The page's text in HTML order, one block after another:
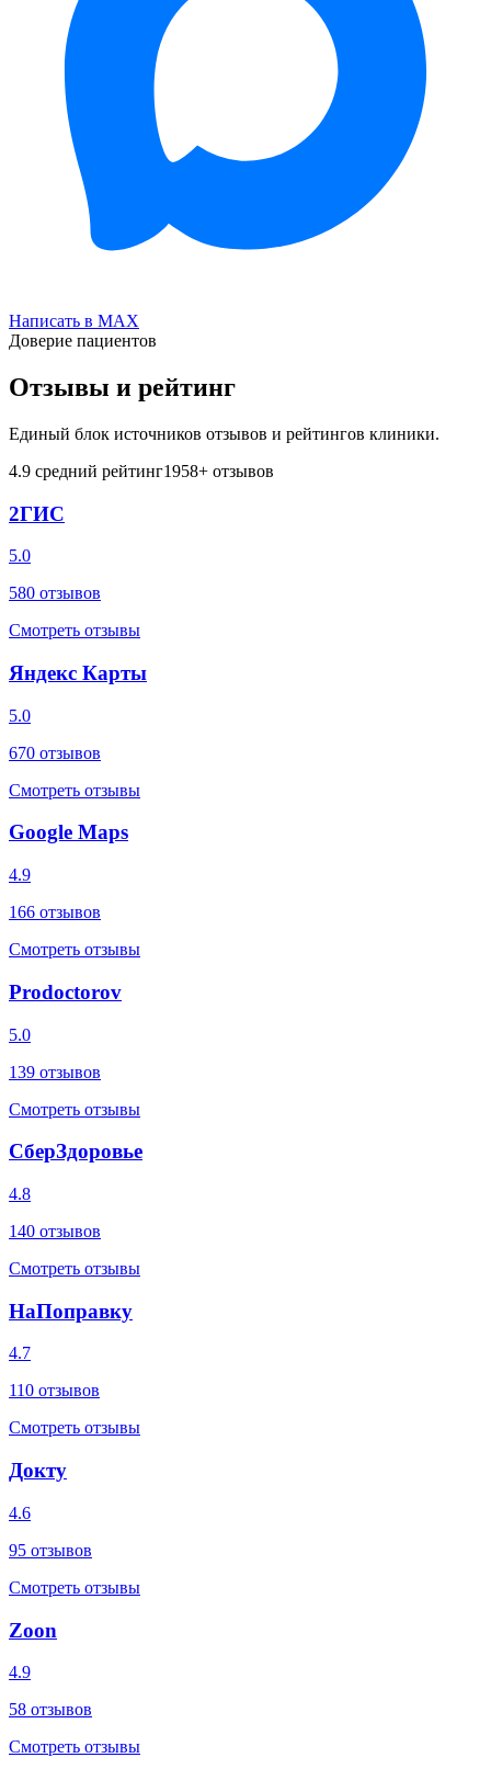
Написать в MAX
Доверие пациентов
Отзывы и рейтинг
Единый блок источников отзывов и рейтингов клиники.
4.9 средний рейтинг1958+ отзывов
2ГИС
5.0
580 отзывов
Смотреть отзывы
Яндекс Карты
5.0
670 отзывов
Смотреть отзывы
Google Maps
4.9
166 отзывов
Смотреть отзывы
Prodoctorov
5.0
139 отзывов
Смотреть отзывы
СберЗдоровье
4.8
140 отзывов
Смотреть отзывы
НаПоправку
4.7
110 отзывов
Смотреть отзывы
Докту
4.6
95 отзывов
Смотреть отзывы
Zoon
4.9
58 отзывов
Смотреть отзывы